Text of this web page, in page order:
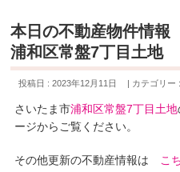
本日の不動産物件情
浦和区常盤7丁目土地
投稿日 : 2023年12月11日 カテゴリー :
さいたま市浦和区常盤7丁目土地
ージからご覧ください。
その他更新の不動産情報は こ